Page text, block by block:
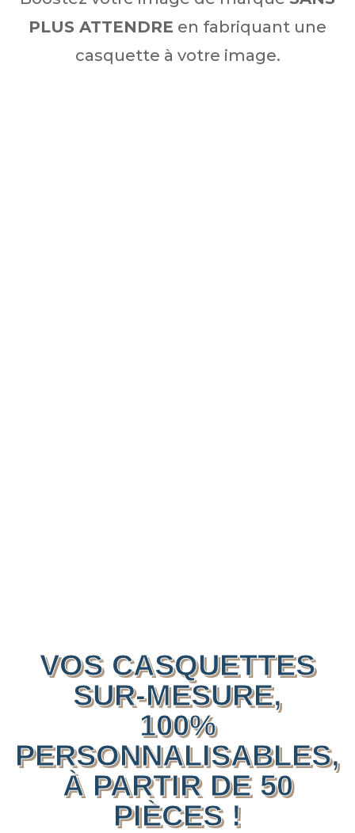
PLUS ATTENDRE en fabriquant une
casquette à votre image.
VOS CASQUETTES
SUR-MESURE,
100%
PERSONNALISABLES,
À PARTIR DE 50
PIÈCES !